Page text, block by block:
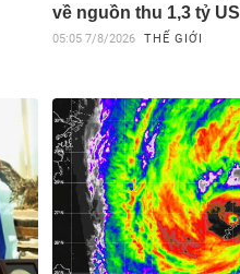
về nguồn thu 1,3 tỷ
05:05 7/8/2026 THẾ GIỚI